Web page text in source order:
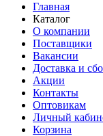
Главная
Каталог
О компании
Поставщики
Вакансии
Доставка и
Акции
Контакты
Оптовикам
Личный
Корзина